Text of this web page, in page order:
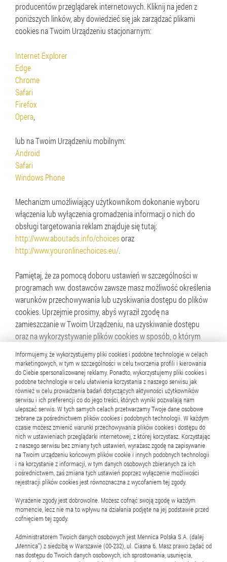
Informujemy, że wykorzystujemy pliki cookies i podobne technologie w celach
marketingowych, w tym w szczególności w celu tworzenia profili i kierowania
do Ciebie spersonalizowanej reklamy. Ponadto, wykorzystujemy pliki cookies i
podobne technologie w celu ułatwienia korzystania z naszego serwisu jak
również w celu prowadzenia badań dotyczących aktywności użytkowników
serwisu i ich preferencji co do jego treści, których wyniki pozwalają nam
ulepszać serwis. W tych samych celach przetwarzamy Twoje dane osobowe
zebrane za pośrednictwem plików cookies i podobnych technologii. W każdym
czasie możesz zmienić warunki przechowywania plików cookies i dostępu do
nich w ustawieniach przeglądarki internetowej, z której korzystasz. Korzystając
z naszego serwisu bez zmiany tych ustawień, wyrażasz zgodę na zapisywanie
na Twoim urządzeniu końcowym plików cookie i innych podobnych technologii
i na korzystanie z informacji, w tym danych osobowych zbieranych za ich
pośrednictwem, zaś zmiana tych ustawień poprzez wyłączenie możliwości
rejestracji plików cookies jest równoznaczna z wycofaniem tej zgody.
Wyrażenie zgody jest dobrowolne. Możesz cofnąć swoją zgodę w każdym
momencie, lecz nie ma to wpływu na działania podjęte na jej podstawie przed
cofnięciem tej zgody.
Administratorem Twoich danych osobowych jest Mennica Polska S.A. (dalej
„Mennica”) z siedzibą w Warszawie (00-232), ul. Ciasna 6. Masz prawo żądać od
nas dostępu do Twoich danych osobowych, ich sprostowania, usunięcia,
producentów przeglądarek internetowych. Kliknij na jeden z
poniższych linków, aby dowiedzieć się jak zarządzać plikami
cookies na Twoim Urządzeniu stacjonarnym:
Internet Explorer
Edge
Chrome
Safari
Firefox
Opera
lub na Twoim Urządzeniu mobilnym:
Android
Safari
Windows Phone
Mechanizm umożliwiający użytkownikom dokonanie wyboru
włączenia lub wyłączenia gromadzenia informacji o nich do
obsługi targetowania reklam znajduje się tutaj:
http://www.aboutads.info/choicesoraz
http://www.youronlinechoices.eu/.
Pamiętaj, że za pomocą doboru ustawień w szczególności w
programach ww. dostawców zawsze masz możliwość określenia
warunków przechowywania lub uzyskiwania dostępu do plików
cookies. Uprzejmie prosimy, abyś wyraził zgodę na
zamieszczanie w Twoim Urządzeniu, na uzyskiwanie dostępu
oraz na wykorzystywanie plików cookies w sposób, o którym
9.Ograniczenia w stosowaniu
cookies
Informujemy, że ograniczenia stosowania plików cookies mogą
wpłynąć na niektóre funkcjonalności dostępne na stronach
internetowych serwisu Mennicy (zob. spis takich
funkcjonalności w pkt. 5 powyżej).
Pliki cookies nie powodują zmian konfiguracyjnych w
Urządzeniu. Pliki cookies przechowywane na Twoim Urządzeniu
konfiguracyjnych w Twoim Urządzeniu, ani w oprogramowaniu
na nim zainstalowanym.
Wszelkie pytania, reklamacje lub sprzeciwy wobec
wykorzystywania przez nas plików cookies prosimy zgłaszać na